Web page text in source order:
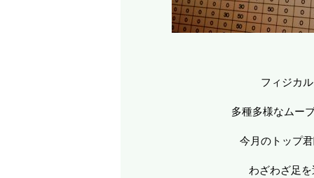
フィジカ
多種多様なムー
今月のトップ
わざわざ足を